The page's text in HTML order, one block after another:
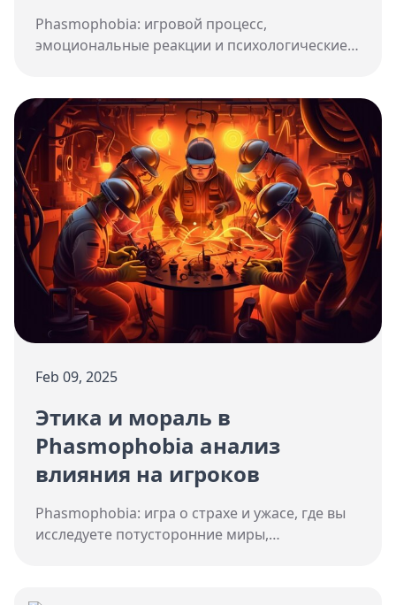
Phasmophobia: игровой процесс,
эмоциональные реакции и психологические
виртуальной реальности.
Feb 09, 2025
Этика и мораль в
Phasmophobia анализ
влияния на игроков
Phasmophobia: игра о страхе и ужасе, где вы
исследуете потусторонние миры,
установки игроков.